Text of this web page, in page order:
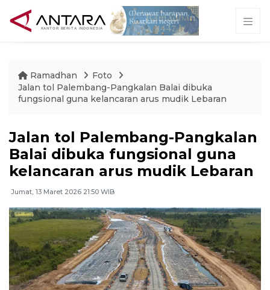
Ramadhan
Foto
Jalan tol Palembang-Pangkalan Balai dibuka
fungsional guna kelancaran arus mudik Lebaran
Jalan tol Palembang-Pangkalan
Balai dibuka fungsional guna
kelancaran arus mudik Lebaran
Jumat, 13 Maret 2026 21:50 WIB